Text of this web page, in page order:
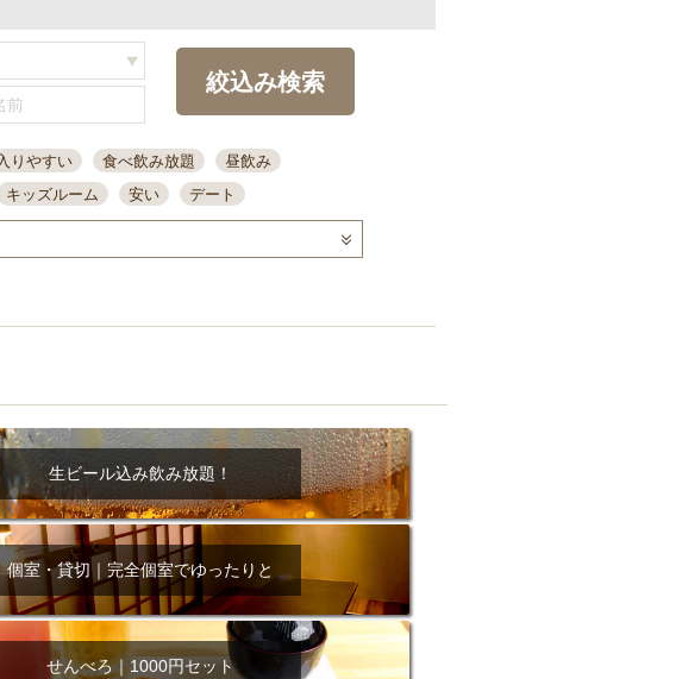
絞込み検索
りやすい 食べ飲み放題
昼飲み
キッズルーム 安い
デート
え 座敷席 記念日 泡盛
喫煙可
観光客に人気 大部屋30名
カウンター
リスマス 和食
クーポン
縄料理 スイーツ
結納・顔会わせ
気軽に一杯
店内全面禁煙
美栄橋駅周辺
ス マトン・ラム肉
洋食
◎ 夜12時以降入店可
サプライズ
天ぷら
時間無制飲み放題
み 5000円以上コース 地中海料理
鍋
生ビール込み飲み放題！
個室・貸切｜完全個室でゆったりと
せんべろ｜1000円セット